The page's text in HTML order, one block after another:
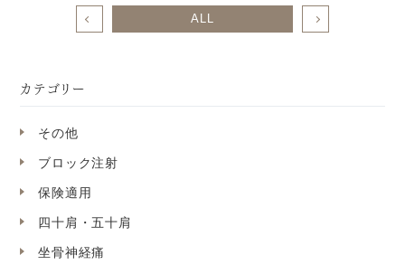
カテゴリー
その他
ブロック注射
保険適用
四十肩・五十肩
坐骨神経痛
ALL